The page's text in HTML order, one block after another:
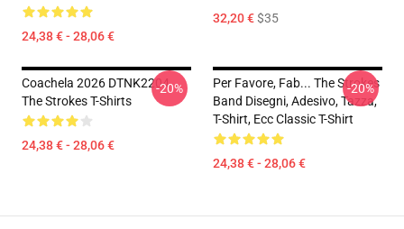
24,38 € - 28,06 €
32,20 €$35
Coachela 2026 DTNK2204
The Strokes T-Shirts
24,38 € - 28,06 €
-20%
Per Favore, Fab... The Strokes
Band Disegni, Adesivo, Tazza,
T-Shirt, Ecc Classic T-Shirt
24,38 € - 28,06 €
-20%